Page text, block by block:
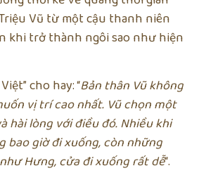
Vũ từ một cậu thanh niên
khi trở thành ngôi sao như hiện
cho hay: “Bản thân Vũ không
vị trí cao nhất. Vũ chọn một
hài lòng với điều đó. Nhiều khi
bao giờ đi xuống, còn những
Hưng, cửa đi xuống rất dễ“.